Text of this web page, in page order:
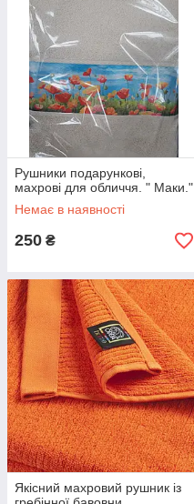
Рушники подарункові,
махрові для обличчя. " Маки."
Немає в наявності
250 ₴
Якісний махровий рушник із